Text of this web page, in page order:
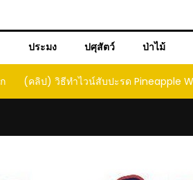
ประมง ปศุสัตว์ ป่าไม้
(คลิป) วิธีทำไวน์สับปะรด Pineapple